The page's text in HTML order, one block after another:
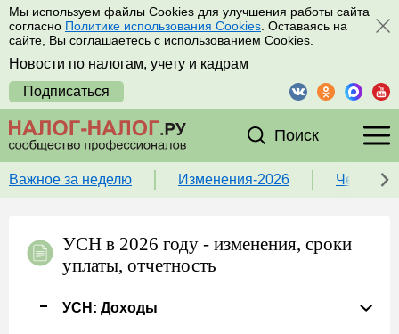
Мы используем файлы Cookies для улучшения работы сайта
согласно Политике использования Cookies . Оставаясь на
сайте, Вы соглашаетесь с использованием Cookies.
Новости по налогам, учету и кадрам
Подписаться
Поиск
Важное за неделю Изменения-2026 Чек-
УСН в 2026 году - изменения, сроки
уплаты, отчетность
УСН: Доходы